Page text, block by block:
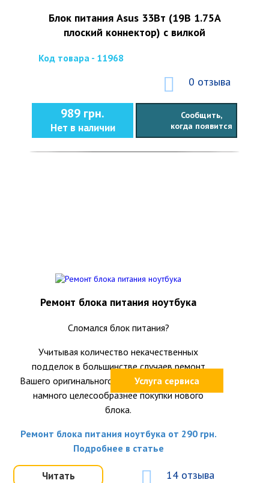
Блок питания Asus 33Вт (19В 1.75А
плоский коннектор) с вилкой
Код товара - 11968
0 отзыва
989 грн.
Нет в наличии
Сообщить,
когда появится
Услуга сервиса
Ремонт блока питания ноутбука
Сломался блок питания?
Учитывая количество некачественных
подделок в большинстве случаев ремонт
Вашего оригинального блока питания окажется
намного целесообразнее покупки нового
блока.
Ремонт блока питания ноутбука от 290 грн.
Подробнее в статье
Читать 14 отзыва